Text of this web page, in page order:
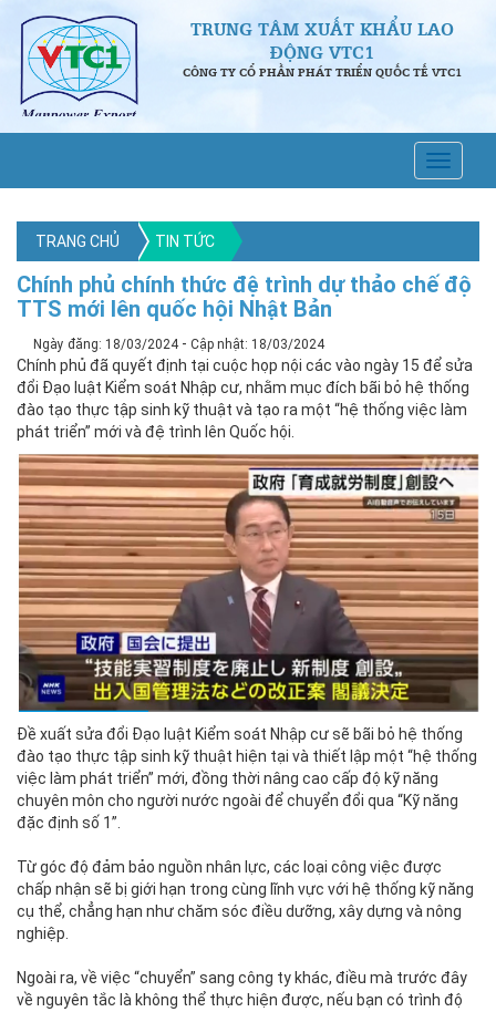
TRUNG TÂM XUẤT KHẨU LAO
ĐỘNG VTC1
CÔNG TY CỔ PHẦN PHÁT TRIỂN QUỐC TẾ VTC1
TRANG CHỦ TIN TỨC
Chính phủ chính thức đệ trình dự thảo chế độ
TTS mới lên quốc hội Nhật Bản
Ngày đăng: 18/03/2024- Cập nhật: 18/03/2024
Chính phủ đã quyết định tại cuộc họp nội các vào ngày 15 để sửa
đổi Đạo luật Kiểm soát Nhập cư, nhằm mục đích bãi bỏ hệ thống
đào tạo thực tập sinh kỹ thuật và tạo ra một “hệ thống việc làm
phát triển” mới và đệ trình lên Quốc hội.
Đề xuất sửa đổi Đạo luật Kiểm soát Nhập cư sẽ bãi bỏ hệ thống
đào tạo thực tập sinh kỹ thuật hiện tại và thiết lập một “hệ thống
việc làm phát triển” mới, đồng thời nâng cao cấp độ kỹ năng
chuyên môn cho người nước ngoài để chuyển đổi qua “Kỹ năng
đặc định số 1”.
Từ góc độ đảm bảo nguồn nhân lực, các loại công việc được
chấp nhận sẽ bị giới hạn trong cùng lĩnh vực với hệ thống kỹ năng
cụ thể, chẳng hạn như chăm sóc điều dưỡng, xây dựng và nông
nghiệp.
Ngoài ra, về việc “chuyển” sang công ty khác, điều mà trước đây
về nguyên tắc là không thể thực hiện được, nếu bạn có trình độ